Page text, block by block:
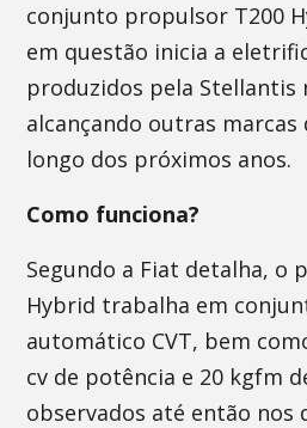
conjunto propulsor T200
em questão inicia a
produzidos pela Stellantis
alcançando outras marcas
longo dos próximos anos.
Como funciona?
Segundo a Fiat detalha, o
Hybrid trabalha em
automático CVT, bem
cv de potência e 20 kgfm
observados até então nos